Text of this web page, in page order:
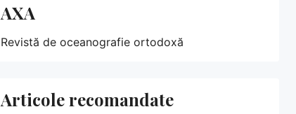
AXA
Revistă de oceanografie ortodoxă
Articole recomandate